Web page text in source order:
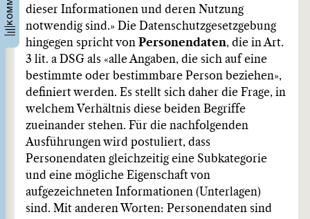
dieser Informationen und deren Nutzung
notwendig sind.» Die Datenschutzgesetzgebung
hingegen spricht von Personendaten, die in Art.
3 lit. a DSG als «alle Angaben, die sich auf eine
bestimmte oder bestimmbare Person beziehen»,
definiert werden. Es stellt sich daher die Frage, in
welchem Verhältnis diese beiden Begriffe
zueinander stehen. Für die nachfolgenden
Ausführungen wird postuliert, dass
Personendaten gleichzeitig eine Subkategorie
und eine mögliche Eigenschaft von
aufgezeichneten Informationen (Unterlagen)
sind. Mit anderen Worten: Personendaten sind